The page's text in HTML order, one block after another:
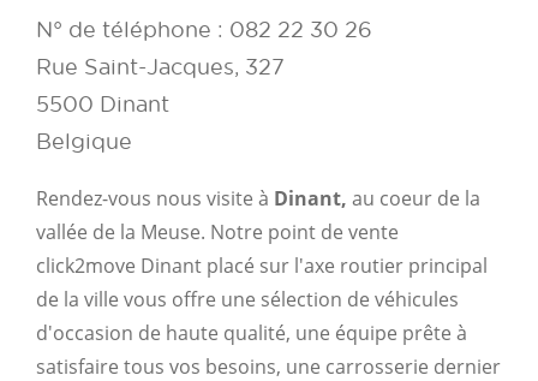
N° de téléphone : 082 22 30 26
Rue Saint-Jacques, 327
5500 Dinant
Belgique
Rendez-vous nous visite à Dinant, au coeur de la
vallée de la Meuse. Notre point de vente
click2move Dinant placé sur l'axe routier principal
de la ville vous offre une sélection de véhicules
d'occasion de haute qualité, une équipe prête à
satisfaire tous vos besoins, une carrosserie dernier